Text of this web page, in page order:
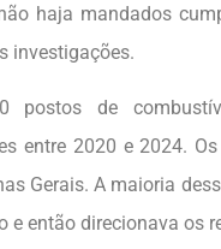
haja mandados
investigações.
postos de
entre 2020 e 2024.
Gerais. A maioria
e então direcionava os